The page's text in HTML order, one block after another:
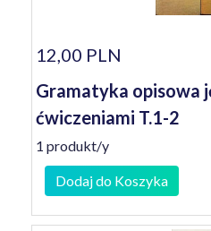
12,00 PLN
Gramatyka opisowa
ćwiczeniami T.1-2
1 produkt/y
Dodaj do Koszyka